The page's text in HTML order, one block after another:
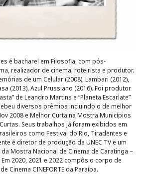
é bacharel em Filosofia, com pós-
realizador de cinema, roteirista e produtor.
de um Celular (2008), Lambari (2012),
(2013), Azul Prussiano (2016). Foi produtor
de Leandro Martins e “Planeta Escarlate”
diversos prêmios incluindo o de melhor
2008 e Melhor Curta na Mostra Municípios
Seus trabalhos já foram exibidos em
como Festival do Rio, Tiradentes e
é diretor de produção da UNEC TV e um
Mostra Nacional de Cinema de Caratinga –
2020, 2021 e 2022 compôs o corpo de
Cinema CINEFORTE da Paraíba.